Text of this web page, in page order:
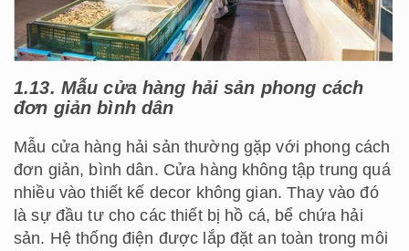
1.13. Mẫu cửa hàng hải sản phong cách
đơn giản bình dân
Mẫu cửa hàng hải sản thường gặp với phong cách
đơn giản, bình dân. Cửa hàng không tập trung quá
nhiều vào thiết kế decor không gian. Thay vào đó
là sự đầu tư cho các thiết bị hồ cá, bể chứa hải
sản. Hệ thống điện được lắp đặt an toàn trong môi